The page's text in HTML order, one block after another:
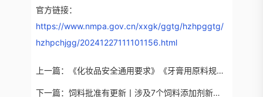
官方链接：
https://www.nmpa.gov.cn/xxgk/ggtg/hzhpggtg/
hzhpchjgg/20241227111101156.html
上一篇： 《化妆品安全通用要求》《牙膏用原料规范》等4个强制性国标拟立项修制订
下一篇： 饲料批准有更新丨涉及7个饲料添加剂新品种（含1个进口）及3个饲料添加剂适用范围扩大等